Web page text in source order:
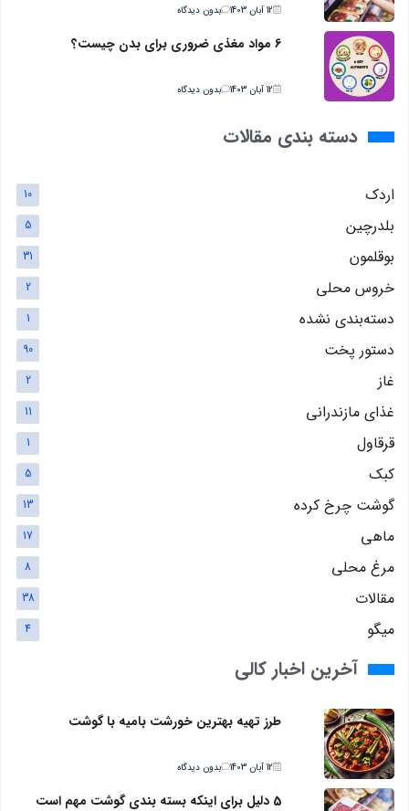
12 آبان 1403 بدون دیدگاه
6 مواد مغذی ضروری برای بدن چیست؟
12 آبان 1403 بدون دیدگاه
دسته بندی مقالات
اردک 10
بلدرچین 5
بوقلمون 31
خروس محلی 2
دسته‌بندی نشده 1
دستور پخت 90
غاز 2
غذای مازندرانی 11
قرقاول 1
کبک 5
گوشت چرخ کرده 13
ماهی 17
مرغ محلی 8
مقالات 38
میگو 4
آخرین اخبار کالی
طرز تهیه بهترین خورشت بامیه با گوشت
12 آبان 1403 بدون دیدگاه
5 دلیل برای اینکه بسته بندی گوشت مهم است